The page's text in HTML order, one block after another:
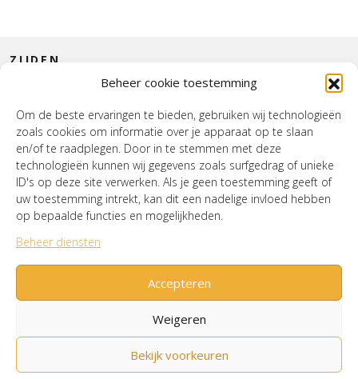
Beheer cookie toestemming
Om de beste ervaringen te bieden, gebruiken wij technologieën
zoals cookies om informatie over je apparaat op te slaan
en/of te raadplegen. Door in te stemmen met deze
technologieën kunnen wij gegevens zoals surfgedrag of unieke
ID's op deze site verwerken. Als je geen toestemming geeft of
uw toestemming intrekt, kan dit een nadelige invloed hebben
op bepaalde functies en mogelijkheden.
Beheer diensten
Accepteren
Weigeren
Bekijk voorkeuren
HOUSE OF WURPEL
OPENINGSTIJDEN
ZIJDEN
INTERIEUR
Verzenden & RetournerenCookiebeleid (EU)
Mijn account
© House of Wurpel 2026 - Proudly made by